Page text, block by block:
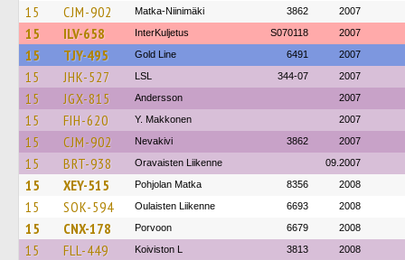
15 CJM-902 Matka-Niinimäki 3862 2007
15 ILV-658 InterKuljetus S070118 2007
15 TJY-495 Gold Line 6491 2007
15 JHK-527 LSL 344-07 2007
15 JGX-815 Andersson 2007
15 FIH-620 Y. Makkonen 2007
15 CJM-902 Nevakivi 3862 2007
15 BRT-938 Oravaisten Liikenne 09.2007
15 XEY-515 Pohjolan Matka 8356 2008
15 SOK-594 Oulaisten Liikenne 6693 2008
15 CNX-178 Porvoon 6679 2008
15 FLL-449 Koiviston L 3813 2008